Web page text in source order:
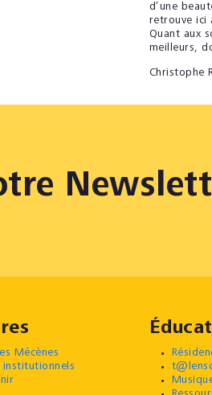
d’une
retrouve ici
Quant aux
meilleurs,
Christophe
Mécènes
institutionnels